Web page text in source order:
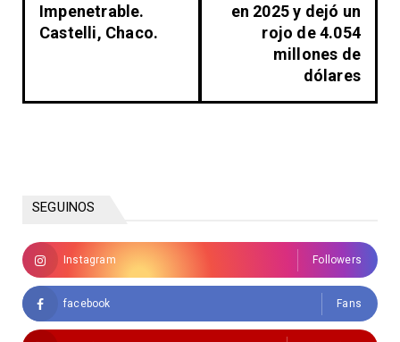
Impenetrable.
Castelli, Chaco.
en 2025 y dejó un
rojo de 4.054
millones de
dólares
SEGUINOS
Instagram Followers
facebook Fans